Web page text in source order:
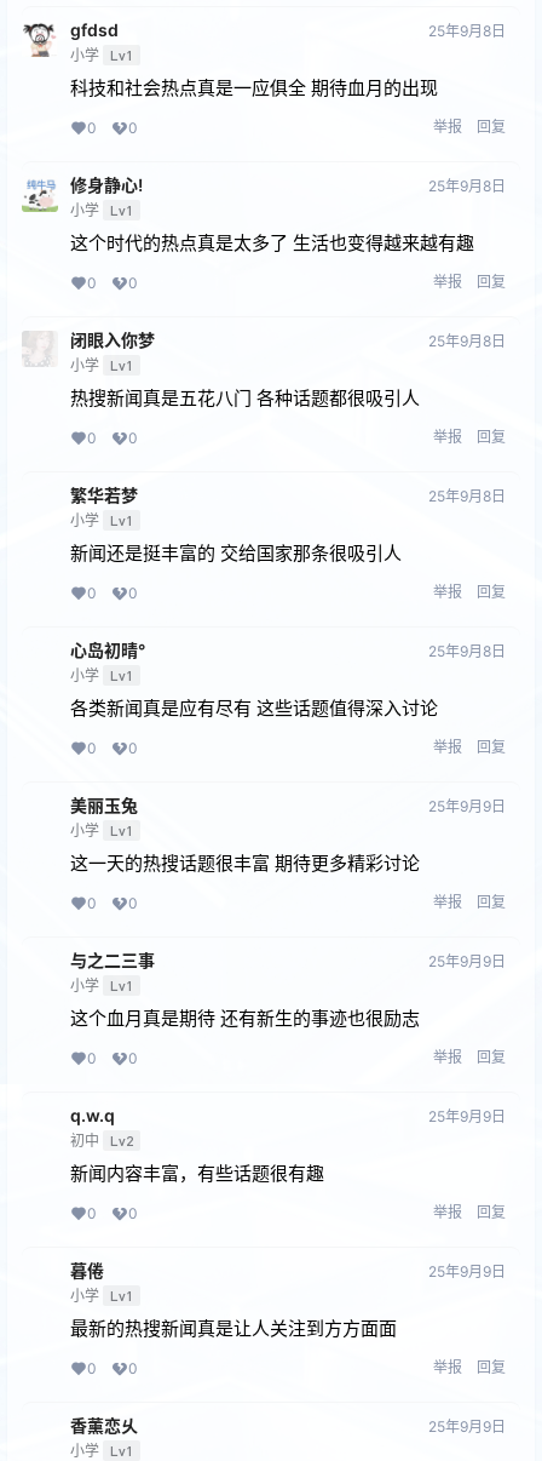
gfdsd
小学 Lv1
25年9月8日
科技和社会热点真是一应俱全 期待血月的出现
0 0 举报 回复
修身静心!
小学 Lv1
25年9月8日
这个时代的热点真是太多了 生活也变得越来越有趣
0 0 举报 回复
闭眼⼊你梦
小学 Lv1
25年9月8日
热搜新闻真是五花八门 各种话题都很吸引人
0 0 举报 回复
繁华若梦
小学 Lv1
25年9月8日
新闻还是挺丰富的 交给国家那条很吸引人
0 0 举报 回复
心岛初晴°
小学 Lv1
25年9月8日
各类新闻真是应有尽有 这些话题值得深入讨论
0 0 举报 回复
美丽玉兔
小学 Lv1
25年9月9日
这一天的热搜话题很丰富 期待更多精彩讨论
0 0 举报 回复
与之二三事
小学 Lv1
25年9月9日
这个血月真是期待 还有新生的事迹也很励志
0 0 举报 回复
q.w.q
初中 Lv2
25年9月9日
新闻内容丰富，有些话题很有趣
0 0 举报 回复
暮倦
小学 Lv1
25年9月9日
最新的热搜新闻真是让人关注到方方面面
0 0 举报 回复
香薰恋乆
小学 Lv1
25年9月9日